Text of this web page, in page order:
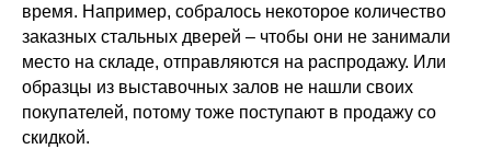
время. Например, собралось некоторое количество
заказных стальных дверей – чтобы они не занимали
место на складе, отправляются на распродажу. Или
образцы из выставочных залов не нашли своих
покупателей, потому тоже поступают в продажу со
скидкой.